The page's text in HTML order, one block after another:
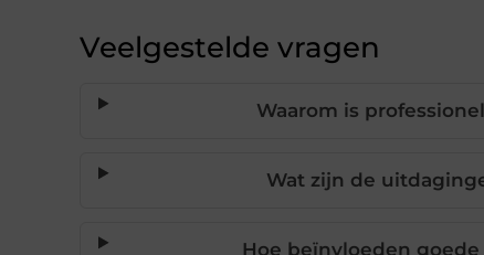
Veelgestelde vragen
Waarom is
Wat zijn de
Hoe beïnvloeden